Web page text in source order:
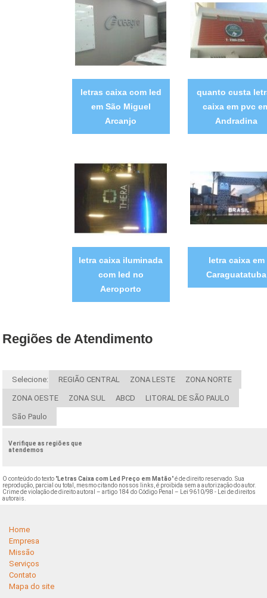
letras caixa com led
em São Miguel
Arcanjo
quanto custa
caixa em pvc
Andradina
letra caixa iluminada
com led no
Aeroporto
letra caixa em
Caraguatatuba
Regiões de Atendimento
Selecione: REGIÃO CENTRAL ZONA LESTE ZONA NORTE
ZONA OESTE ZONA SUL ABCD LITORAL DE SÃO PAULO
São Paulo
Verifique as regiões que
atendemos
O conteúdo do texto "Letras Caixa com Led Preço em Matão" é de direito reservado. Sua
reprodução, parcial ou total, mesmo citando nossos links, é proibida sem a autorização do autor.
Crime de violação de direito autoral – artigo 184 do Código Penal –
Lei 9610/98 - Lei de direitos
autorais
Home
Empresa
Missão
Serviços
Contato
Mapa do site